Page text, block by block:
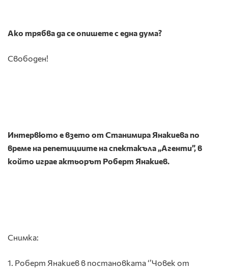
Ако трябва да се опишете с една дума?
Свободен!
Интервюто е взето от Станимира Янакиева по
време на репетициите на спектакълa „Агенти”, в
който играе актьорът Роберт Янакиев.
Снимка:
1. Роберт Янакиев в постановката ‘’Човек от